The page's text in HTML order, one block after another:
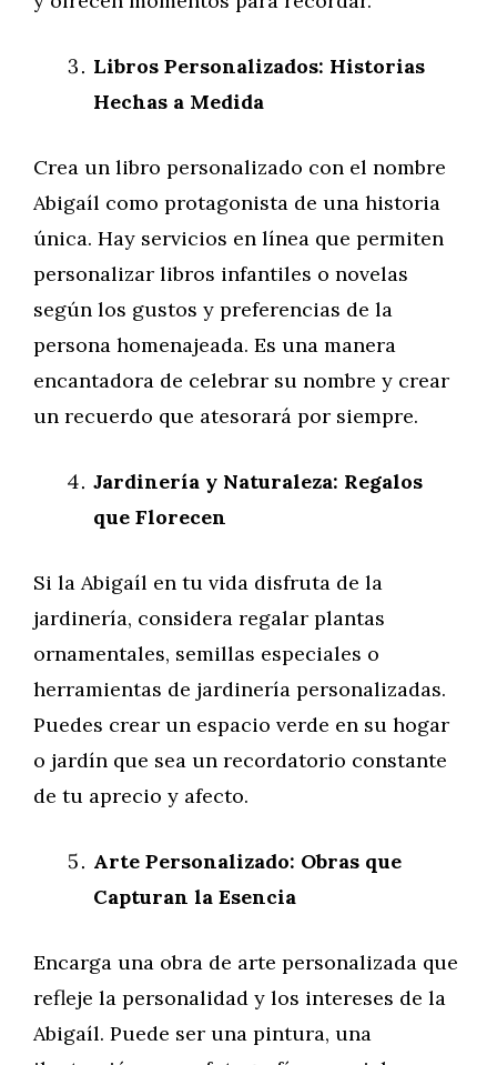
Libros Personalizados: Historias
Hechas a Medida
Crea un libro personalizado con el nombre
Abigaíl como protagonista de una historia
única. Hay servicios en línea que permiten
personalizar libros infantiles o novelas
según los gustos y preferencias de la
persona homenajeada. Es una manera
encantadora de celebrar su nombre y crear
un recuerdo que atesorará por siempre.
Jardinería y Naturaleza: Regalos
que Florecen
Si la Abigaíl en tu vida disfruta de la
jardinería, considera regalar plantas
ornamentales, semillas especiales o
herramientas de jardinería personalizadas.
Puedes crear un espacio verde en su hogar
o jardín que sea un recordatorio constante
de tu aprecio y afecto.
Arte Personalizado: Obras que
Capturan la Esencia
Encarga una obra de arte personalizada que
refleje la personalidad y los intereses de la
Abigaíl. Puede ser una pintura, una